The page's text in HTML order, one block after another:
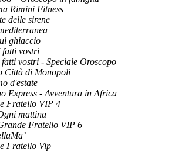
Rimini Fitness
delle sirene
ghiaccio
fatti vostri
vostri - Speciale Oroscopo
Città di Monopoli
d'estate
Express - Avventura in Africa
Fratello VIP 4
mattina
Fratello VIP 6
Fratello Vip